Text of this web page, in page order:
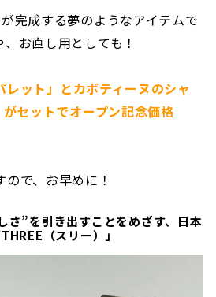
完成する夢のようなアイテムで
お直し用としても！
レット」とカボティーヌのシャ
セットでオープン記念価格
で、お早めに！
さ”を引き出すことをめざす、日本
（スリー）」